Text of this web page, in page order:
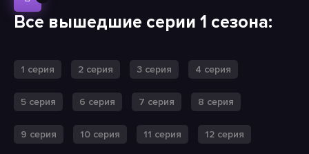
Все вышедшие серии 1 сезона:
1 серия 2 серия 3 серия 4 серия
5 серия 6 серия 7 серия 8 серия
9 серия 10 серия 11 серия 12 серия